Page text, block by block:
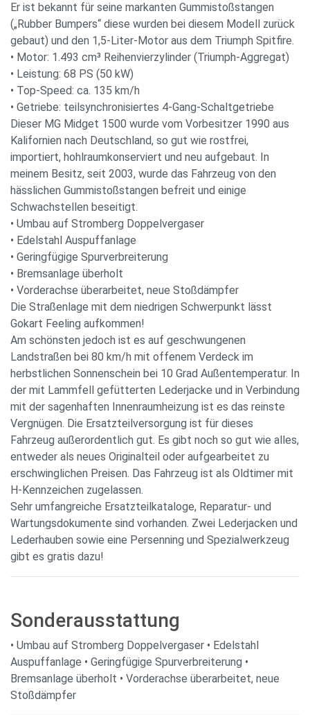
Er ist bekannt für seine markanten Gummistoßstangen
(„Rubber Bumpers“ diese wurden bei diesem Modell zurück
gebaut) und den 1,5-Liter-Motor aus dem Triumph Spitfire.
• Motor: 1.493 cm³ Reihenvierzylinder (Triumph-Aggregat)
• Leistung: 68 PS (50 kW)
• Top-Speed: ca. 135 km/h
• Getriebe: teilsynchronisiertes 4-Gang-Schaltgetriebe
Dieser MG Midget 1500 wurde vom Vorbesitzer 1990 aus
Kalifornien nach Deutschland, so gut wie rostfrei,
importiert, hohlraumkonserviert und neu aufgebaut. In
meinem Besitz, seit 2003, wurde das Fahrzeug von den
hässlichen Gummistoßstangen befreit und einige
Schwachstellen beseitigt.
• Umbau auf Stromberg Doppelvergaser
• Edelstahl Auspuffanlage
• Geringfügige Spurverbreiterung
• Bremsanlage überholt
• Vorderachse überarbeitet, neue Stoßdämpfer
Die Straßenlage mit dem niedrigen Schwerpunkt lässt
Gokart Feeling aufkommen!
Am schönsten jedoch ist es auf geschwungenen
Landstraßen bei 80 km/h mit offenem Verdeck im
herbstlichen Sonnenschein bei 10 Grad Außentemperatur. In
der mit Lammfell gefütterten Lederjacke und in Verbindung
mit der sagenhaften Innenraumheizung ist es das reinste
Vergnügen. Die Ersatzteilversorgung ist für dieses
Fahrzeug außerordentlich gut. Es gibt noch so gut wie alles,
entweder als neues Originalteil oder aufgearbeitet zu
erschwinglichen Preisen. Das Fahrzeug ist als Oldtimer mit
H-Kennzeichen zugelassen.
Sehr umfangreiche Ersatzteilkataloge, Reparatur- und
Wartungsdokumente sind vorhanden. Zwei Lederjacken und
Lederhauben sowie eine Persenning und Spezialwerkzeug
gibt es gratis dazu!
Sonderausstattung
• Umbau auf Stromberg Doppelvergaser • Edelstahl
Auspuffanlage • Geringfügige Spurverbreiterung •
Bremsanlage überholt • Vorderachse überarbeitet, neue
Stoßdämpfer